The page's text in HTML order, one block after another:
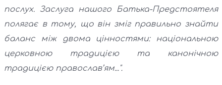
послух. Заслуга нашого Батька-Предстоятеля
полягає в тому, що він зміг правильно знайти
баланс між двома цінностями: національною
церковною традицією та канонічною
традицією православ’ям...".